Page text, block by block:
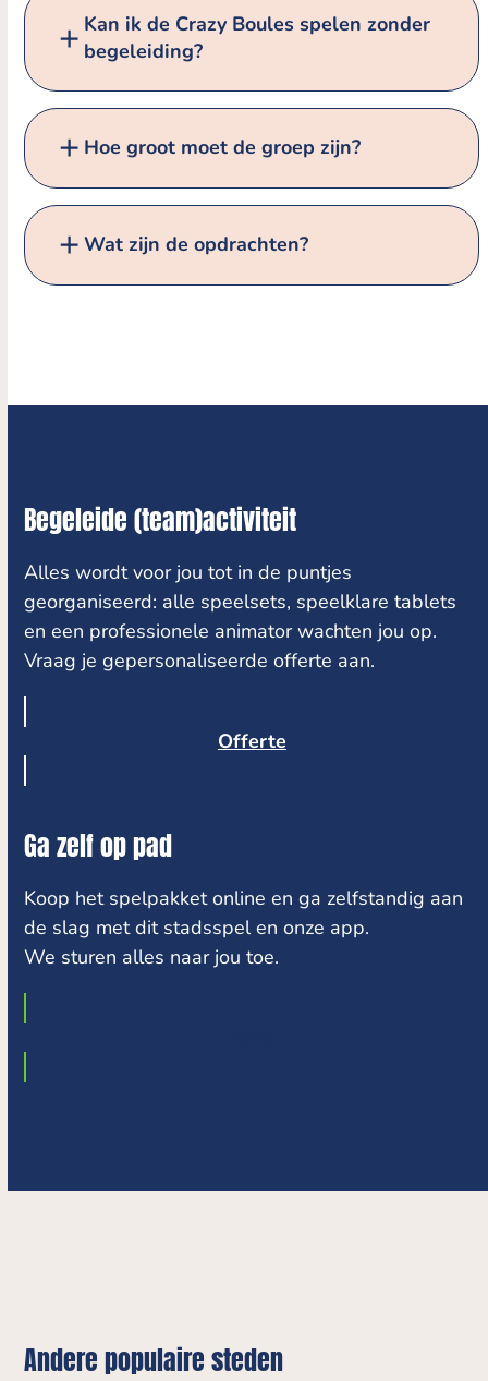
Kan ik de Crazy Boules spelen zonder
begeleiding?
Hoe groot moet de groep zijn?
Wat zijn de opdrachten?
Begeleide (team)activiteit
Alles wordt voor jou tot in de puntjes
georganiseerd: alle speelsets, speelklare tablets
en een professionele animator wachten jou op.
Vraag je gepersonaliseerde offerte aan.
Offerte
Ga zelf op pad
Koop het spelpakket online en ga zelfstandig aan
de slag met dit stadsspel en onze app.
We sturen alles naar jou toe.
Andere populaire steden